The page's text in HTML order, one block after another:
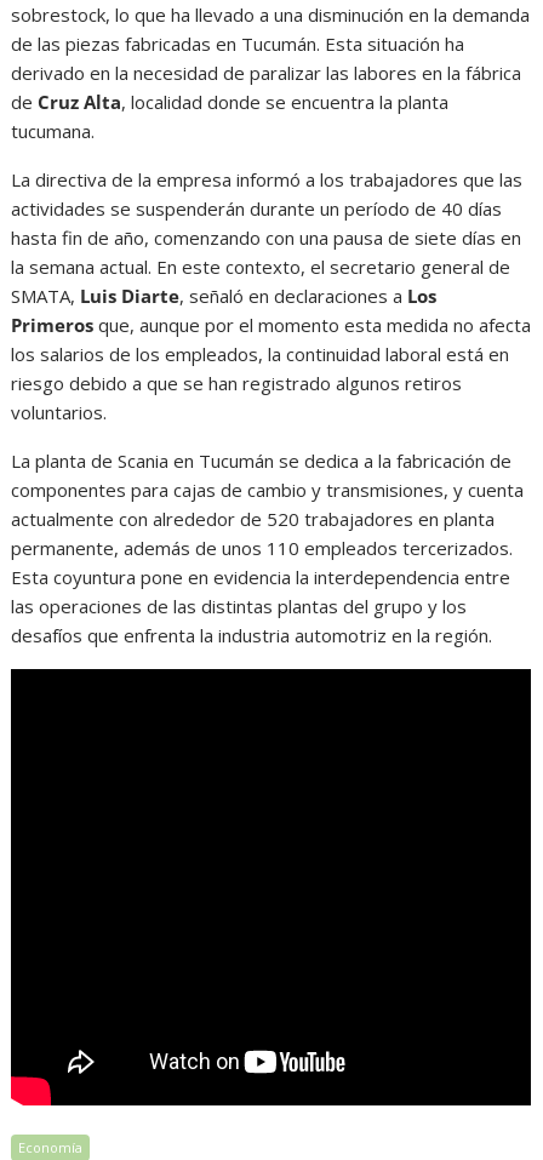
sobrestock, lo que ha llevado a una disminución en la demanda
de las piezas fabricadas en Tucumán. Esta situación ha
derivado en la necesidad de paralizar las labores en la fábrica
de Cruz Alta, localidad donde se encuentra la planta
tucumana.
La directiva de la empresa informó a los trabajadores que las
actividades se suspenderán durante un período de 40 días
hasta fin de año, comenzando con una pausa de siete días en
la semana actual. En este contexto, el secretario general de
SMATA, Luis Diarte, señaló en declaraciones a Los
Primeros que, aunque por el momento esta medida no afecta
los salarios de los empleados, la continuidad laboral está en
riesgo debido a que se han registrado algunos retiros
voluntarios.
La planta de Scania en Tucumán se dedica a la fabricación de
componentes para cajas de cambio y transmisiones, y cuenta
actualmente con alrededor de 520 trabajadores en planta
permanente, además de unos 110 empleados tercerizados.
Esta coyuntura pone en evidencia la interdependencia entre
las operaciones de las distintas plantas del grupo y los
desafíos que enfrenta la industria automotriz en la región.
Economía